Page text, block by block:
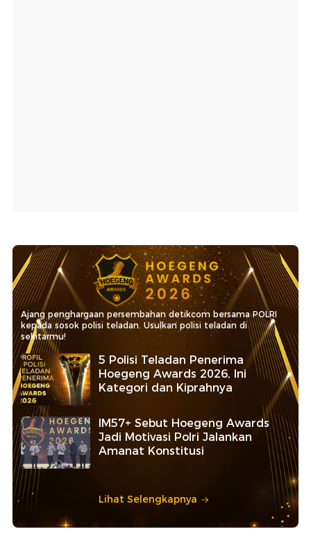
Ajang penghargaan persembahan detikcom bersama POLRI
kepada sosok polisi teladan. Usulkan polisi teladan di
sekitarmu!
5 Polisi Teladan Penerima
Hoegeng Awards 2026, Ini
Kategori dan Kiprahnya
IM57+ Sebut Hoegeng Awards
Jadi Motivasi Polri Jalankan
Amanat Konstitusi
Lihat Selengkapnya